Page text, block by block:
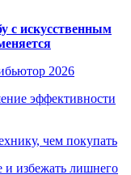
с искусственным
2026
эффективности
чем покупать
и избежать лишнего